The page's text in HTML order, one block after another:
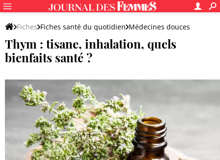
Fiches Fiches santé du quotidien Médecines douces
Phytothérapie
Thym : tisane, inhalation, quels
bienfaits santé ?